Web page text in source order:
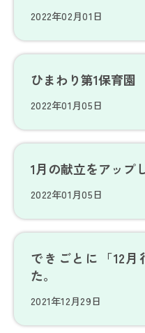
2022年02月01日
ひまわり第1保育園
2022年01月05日
1月の献立をアップ
2022年01月05日
できごとに「12
た。
2021年12月29日